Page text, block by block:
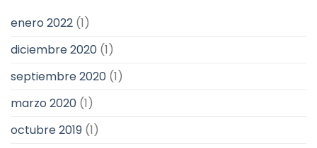
enero 2022 (1)
diciembre 2020 (1)
septiembre 2020 (1)
marzo 2020 (1)
octubre 2019 (1)